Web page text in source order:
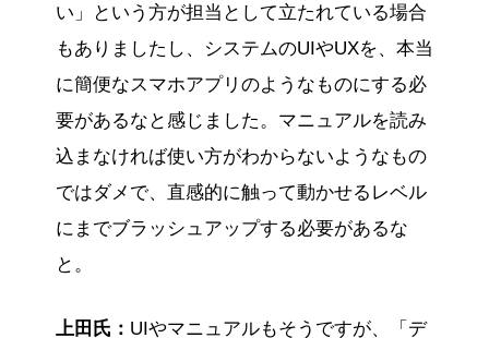
い」という方が担当として立たれている場合
もありましたし、システムのUIやUXを、本当
に簡便なスマホアプリのようなものにする必
要があるなと感じました。マニュアルを読み
込まなければ使い方がわからないようなもの
ではダメで、直感的に触って動かせるレベル
にまでブラッシュアップする必要があるな
と。
上田氏： UIやマニュアルもそうですが、「デ